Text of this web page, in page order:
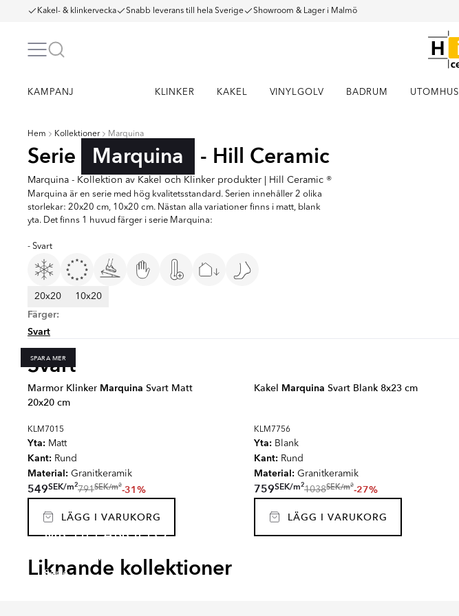
Kakel- & klinkervecka Snabb leverans till hela Sverige Showroom & Lager i Malmö
KAMPANJ KLINKER KAKEL VINYLGOLV BADRUM UTOMHUS
Hem Kollektioner Marquina
Serie Marquina - Hill Ceramic
Marquina - Kollektion av Kakel och Klinker produkter | Hill Ceramic ®
Marquina är en serie med hög kvalitetsstandard. Serien innehåller 2 olika
storlekar: 20x20 cm, 10x20 cm. Nästan alla variationer finns i matt, blank
yta. Det finns 1 huvud färger i serie Marquina:
- Svart
20x20 10x20
Färger:
Svart
Svart
SPARA MER
Marmor Klinker Marquina Svart Matt
20x20 cm
KLM7015
Yta: Matt
Kant: Rund
Material: Granitkeramik
549SEK/m2791SEK/m2-31%
LÄGG I VARUKORG
Kakel Marquina Svart Blank 8x23 cm
KLM7756
Yta: Blank
Kant: Rund
Material: Granitkeramik
759SEK/m21038SEK/m2-27%
LÄGG I VARUKORG
Liknande kollektioner
Serie
MICHELANGELO
CARRARA
Serie